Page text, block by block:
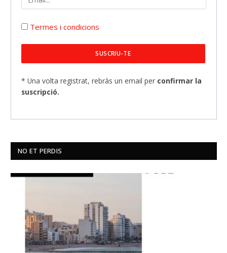
Termes i condicions
* Una volta registrat, rebràs un email per confirmar la
suscripció.
NO ET PERDIS